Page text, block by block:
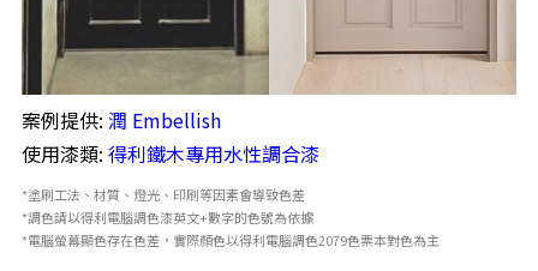
案例提供: 潤 Embellish
使用漆類: 得利鐵木專用水性調合漆
*塗刷工法、材質、燈光、印刷等因素會導致色差
*調色請以得利電腦調色漆英文+數字的色號為依據
*電腦螢幕顯色存在色差，實際顏色以得利電腦調色2079色票本對色為主